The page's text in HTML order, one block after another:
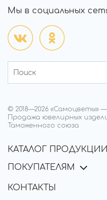
Мы в социальных
© 2018—2026 «Самоцветы» —
Продажа ювелирных
Таможенного союза
КАТАЛОГ ПРОДУКЦИИ
ПОКУПАТЕЛЯМ
КОНТАКТЫ